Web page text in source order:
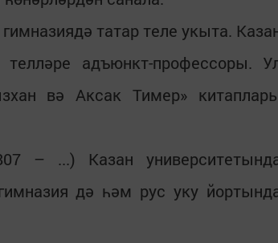
татар теле укыта.
адъюнкт-профессоры.
вә Аксак Тимер»
– ...) Казан
дә һәм рус уку